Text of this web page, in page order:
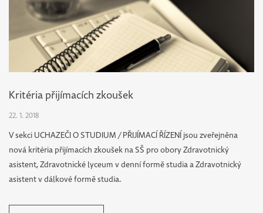
PARTNEŘI
PRAXE
DNY
DVEŘÍ
Kritéria přijímacích zkoušek
22. 1. 2018
V sekci UCHAZEČI O STUDIUM / PŘIJÍMACÍ ŘÍZENÍ jsou zveřejněna
nová kritéria přijímacích zkoušek na SŠ pro obory Zdravotnický
asistent, Zdravotnické lyceum v denní formě studia a Zdravotnický
asistent v dálkové formě studia.